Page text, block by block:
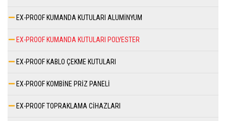
EX-PROOF KUMANDA KUTULARI ALUMİNYUM
EX-PROOF KUMANDA KUTULARI POLYESTER
EX-PROOF KABLO ÇEKME KUTULARI
EX-PROOF KOMBİNE PRİZ PANELİ
EX-PROOF TOPRAKLAMA CİHAZLARI